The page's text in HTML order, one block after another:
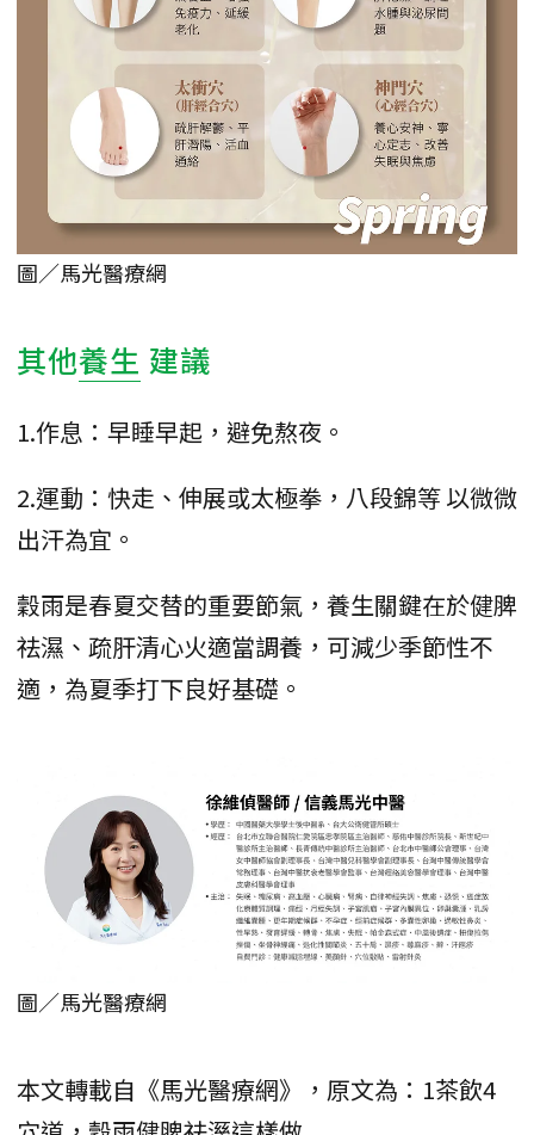
圖／馬光醫療網
其他養生 建議
1.作息：早睡早起，避免熬夜。
2.運動：快走、伸展或太極拳，八段錦等 以微微
出汗為宜。
穀雨是春夏交替的重要節氣，養生關鍵在於健脾
祛濕、疏肝清心火適當調養，可減少季節性不
適，為夏季打下良好基礎。
圖／馬光醫療網
本文轉載自《馬光醫療網》，原文為：1茶飲4